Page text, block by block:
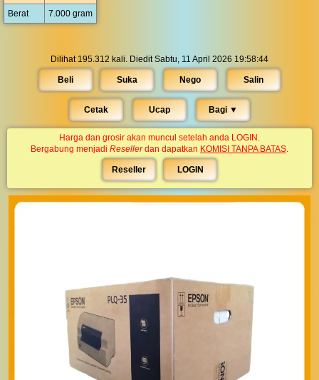
Berat
7.000 gram
Dilihat 195.312 kali. Diedit Sabtu, 11 April 2026 19:58:44
Beli Suka Nego Salin
Cetak Ucap Bagi ▼︎
Harga dan grosir akan muncul setelah anda LOGIN.
Bergabung menjadi Resellerdan dapatkan KOMISI TANPA BATAS.
Reseller LOGIN